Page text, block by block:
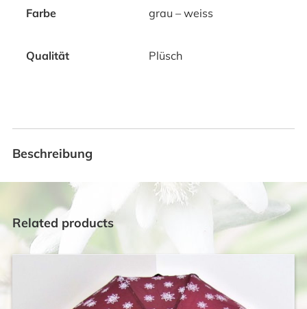
Farbe grau – weiss
Qualität Plüsch
Beschreibung
Related products